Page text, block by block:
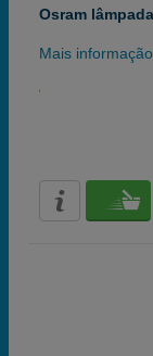
Osram
Mais informação